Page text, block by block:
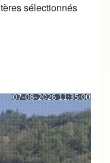
sélectionnés